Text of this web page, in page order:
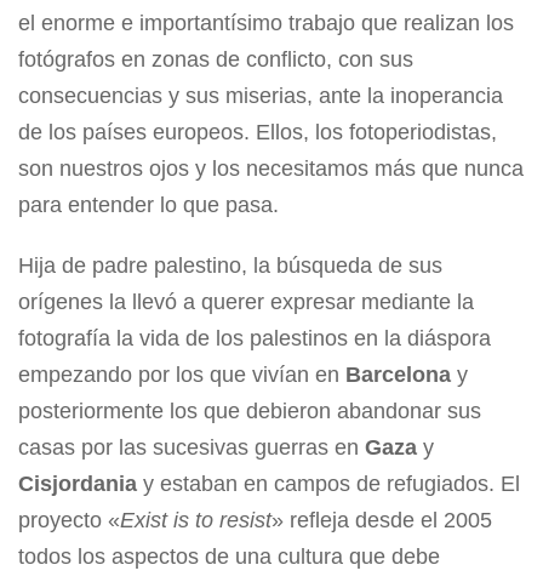
el enorme e importantísimo trabajo que realizan los
fotógrafos en zonas de conflicto, con sus
consecuencias y sus miserias, ante la inoperancia
de los países europeos. Ellos, los fotoperiodistas,
son nuestros ojos y los necesitamos más que nunca
para entender lo que pasa.
Hija de padre palestino, la búsqueda de sus
orígenes la llevó a querer expresar mediante la
fotografía la vida de los palestinos en la diáspora
empezando por los que vivían en Barcelona y
posteriormente los que debieron abandonar sus
casas por las sucesivas guerras en Gaza y
Cisjordania y estaban en campos de refugiados. El
proyecto «Exist is to resist» refleja desde el 2005
todos los aspectos de una cultura que debe